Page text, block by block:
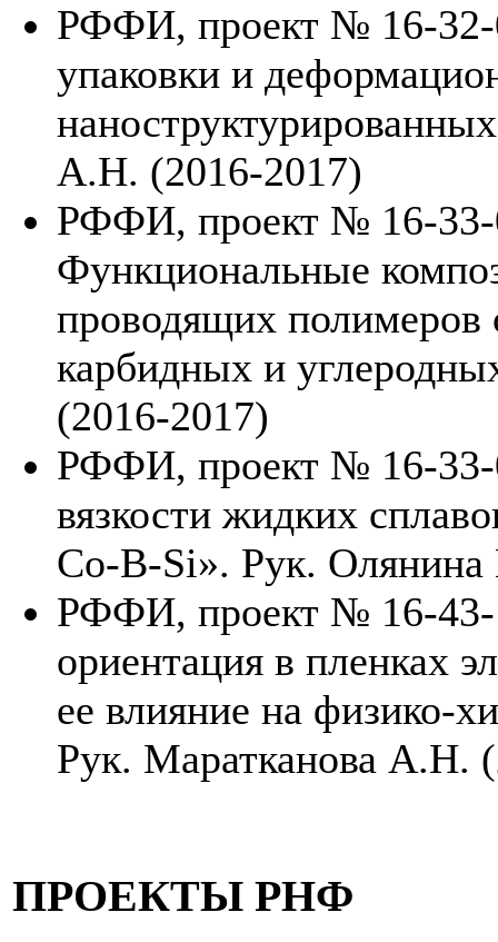
РФФИ, проект № 16-32-
упаковки и
А.Н. (2016-2017)
РФФИ, проект № 16-33-
Функциональные
проводящих полимеров
карбидных и
(2016-2017)
РФФИ, проект № 16-33-
вязкости жидких
Co-B-Si». Рук.
РФФИ, проект № 16-43-
ориентация в пленках
ее влияние на физико-
Рук. Маратканова А.Н.
ПРОЕКТЫ РНФ